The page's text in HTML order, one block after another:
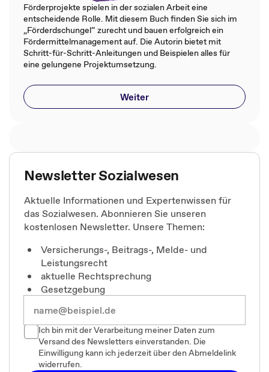
Förderprojekte spielen in der sozialen Arbeit eine
entscheidende Rolle. Mit diesem Buch finden Sie sich im
„Förderdschungel“ zurecht und bauen erfolgreich ein
Fördermittelmanagement auf. Die Autorin bietet mit
Schritt-für-Schritt-Anleitungen und Beispielen alles für
eine gelungene Projektumsetzung.
Weiter
Newsletter Sozialwesen
Aktuelle Informationen und Expertenwissen für
das Sozialwesen. Abonnieren Sie unseren
kostenlosen Newsletter. Unsere Themen:
Versicherungs-, Beitrags-, Melde- und
Leistungsrecht
aktuelle Rechtsprechung
Gesetzgebung
Ich bin mit der Verarbeitung meiner Daten zum
Versand des Newsletters einverstanden. Die
Einwilligung kann ich jederzeit über den Abmeldelink
widerrufen.